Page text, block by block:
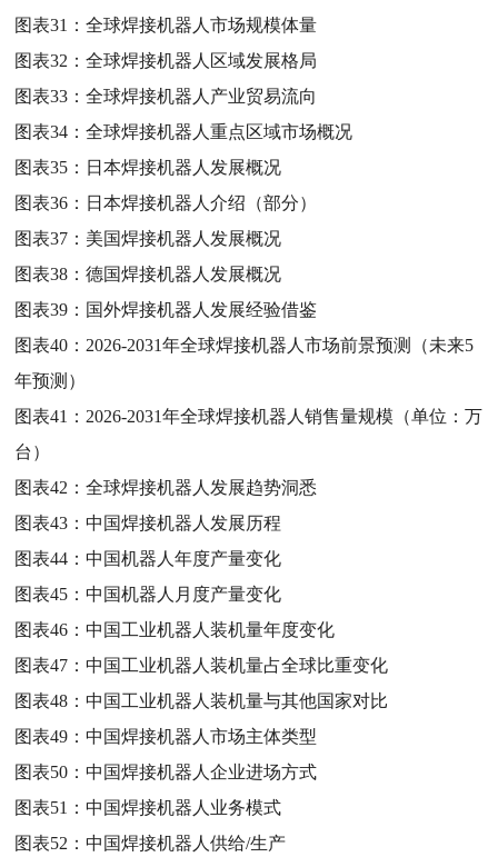
图表31：全球焊接机器人市场规模体量
图表32：全球焊接机器人区域发展格局
图表33：全球焊接机器人产业贸易流向
图表34：全球焊接机器人重点区域市场概况
图表35： 日本焊接机器人发展概况
图表36： 日本焊接机器人介绍（部分）
图表37： 美国焊接机器人发展概况
图表38：德国焊接机器人发展概况
图表39： 国外焊接机器人发展经验借鉴
图表40： 2026-2031年全球焊接机器人市场前景预测（未来5
年预测）
图表41： 2026-2031年全球焊接机器人销售量规模（单位：万
台）
图表42：全球焊接机器人发展趋势洞悉
图表43：中国焊接机器人发展历程
图表44：中国机器人年度产量变化
图表45：中国机器人月度产量变化
图表46：中国工业机器人装机量年度变化
图表47：中国工业机器人装机量占全球比重变化
图表48：中国工业机器人装机量与其他国家对比
图表49：中国焊接机器人市场主体类型
图表50：中国焊接机器人企业进场方式
图表51：中国焊接机器人业务模式
图表52：中国焊接机器人供给/生产